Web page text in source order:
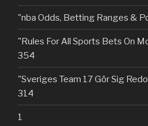
"nba Odds, Betting Ranges &
"Rules For All Sports Bets On
354
"Sveriges Team 17 Gör Sig
314
1